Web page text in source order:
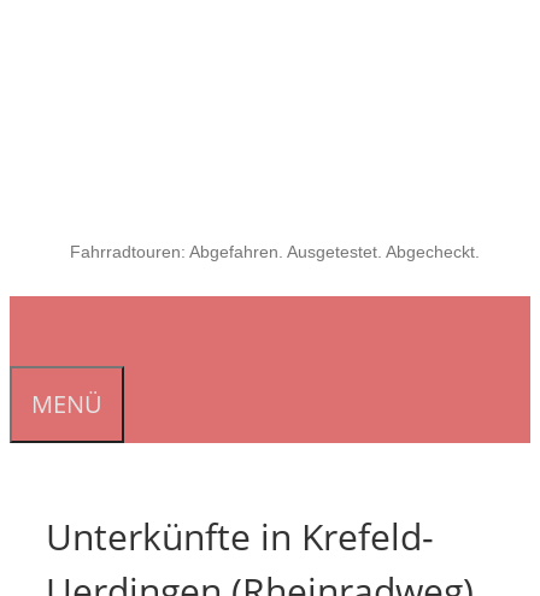
Fahrradtouren: Abgefahren. Ausgetestet. Abgecheckt.
MENÜ
Unterkünfte in Krefeld-